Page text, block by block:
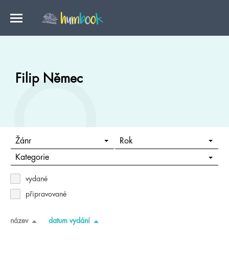
Filip Němec
Žánr Rok
Kategorie
vydané
připravované
název datum vydání